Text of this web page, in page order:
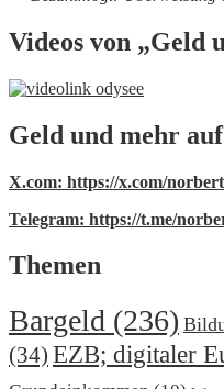
Videos von „Geld
Geld und mehr
X.com: https://x.com/
Telegram: https://t.me/
Themen
Bargeld (236)
(34) EZB; digitaler